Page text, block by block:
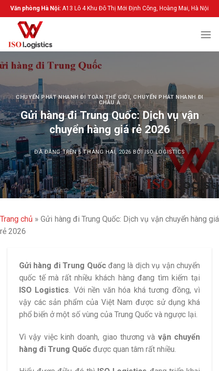
Chuyển
đến
dung
Văn phòng Hà Nội: A13 Lô 4 Khu Đô Thị Mới Định Công, Hoàng Mai, Hà Nội
CHUYỂN PHÁT NHANH ĐI TOÀN THẾ GIỚI , CHUYỂN PHÁT NHANH ĐI
CHÂU Á
Gửi hàng đi Trung Quốc: Dịch vụ vận
chuyển hàng giá rẻ 2026
ĐÃ ĐĂNG TRÊN5 THÁNG HAI, 2026 BỞIISO LOGISTICS
Trang chủ »Gửi hàng đi Trung Quốc: Dịch vụ vận chuyển hàng giá
rẻ 2026
Gửi hàng đi Trung Quốcđang là dịch vụ vận chuyển
quốc tế mà rất nhiều khách hàng đang tìm kiếm tại
ISO Logistics . Với nền văn hóa khá tương đồng, vì
vậy các sản phẩm của Việt Nam được sử dụng khá
phổ biến ở một số vùng của Trung Quốc và ngược lại.
Vì vậy việc kinh doanh, giao thương và vận chuyển
hàng đi Trung Quốc được quan tâm rất nhiều.